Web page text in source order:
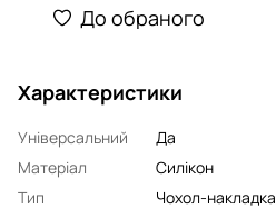
До обраного
Характеристики
Універсальний
Да
Матеріал
Силікон
Тип
Чохол-накладка